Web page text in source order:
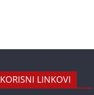
KORISNI LINKOVI